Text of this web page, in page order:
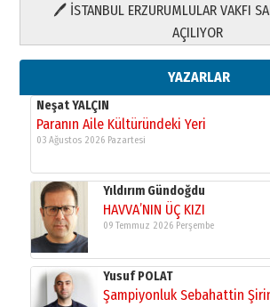
🖊 İSTANBUL ERZURUMLULAR VAKFI
AÇILIYOR
YAZARLAR
Yusuf POLAT
Şampiyonluk Sebahattin
11 Mayıs 2026 Pazartesi
Neşat YALÇIN
Paranın Aile Kültüründeki Yeri
03 Ağustos 2026 Pazartesi
Yıldırım Gündoğdu
HAVVA’NIN ÜÇ KIZI
09 Temmuz 2026 Perşembe
Yusuf POLAT
Şampiyonluk Sebahattin